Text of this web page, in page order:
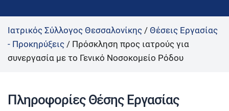
Ιατρικός Σύλλογος Θεσσαλονίκης / Θέσεις Εργασίας
- Προκηρύξεις / Πρόσκληση προς ιατρούς για
συνεργασία με το Γενικό Νοσοκομείο Ρόδου
Πληροφορίες Θέσης Εργασίας